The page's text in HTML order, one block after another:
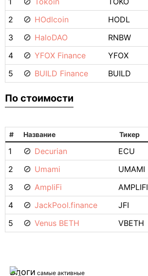
2
HOdlcoin HODL
3
HaloDAO RNBW
4
YFOX Finance YFOX
5
BUILD Finance BUILD
По стоимости
# Название Тикер
1 Decurian ECU
2
Umami UMAMI
3
AmpliFi AMPLIFI
4
JackPool.finance JFI
5
Venus BETH VBETH
Блоги самые активные